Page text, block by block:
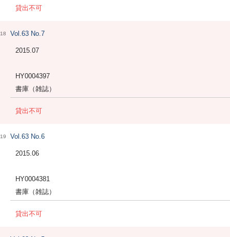
貸出不可
18 Vol.63 No.7
2015.07
HY0004397
書庫（雑誌）
貸出不可
19 Vol.63 No.6
2015.06
HY0004381
書庫（雑誌）
貸出不可